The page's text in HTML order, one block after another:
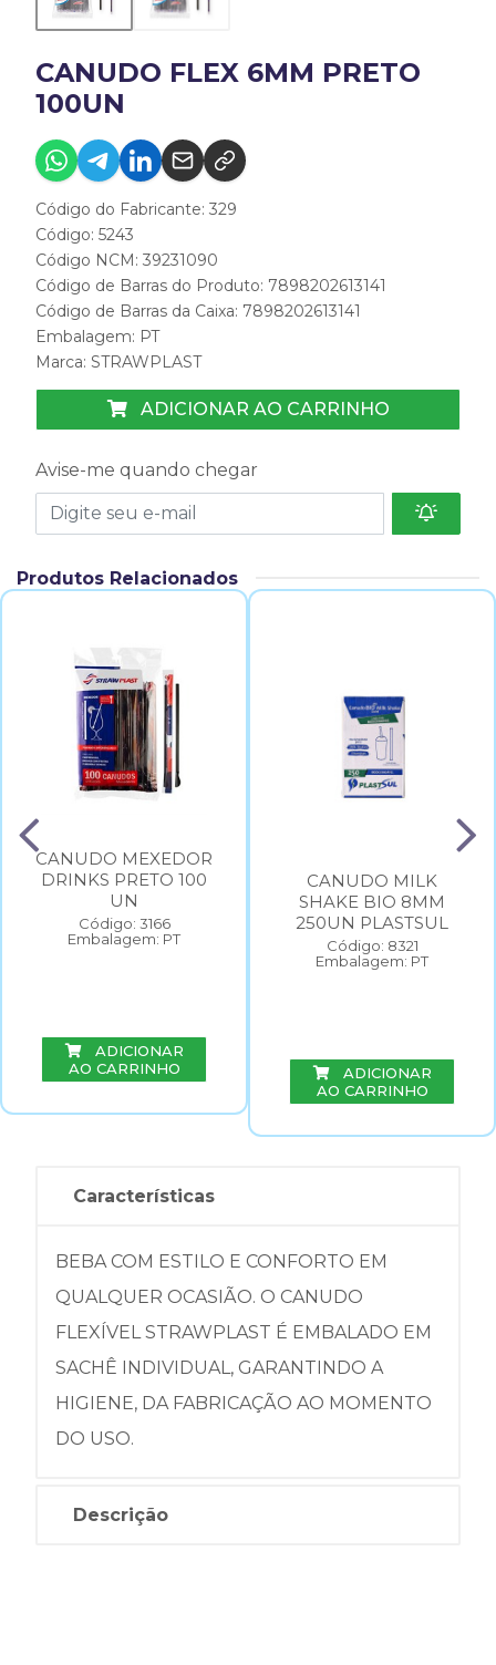
CANUDO FLEX 6MM PRETO
100UN
Código do Fabricante: 329
Código: 5243
Código NCM: 39231090
Código de Barras do Produto: 7898202613141
Código de Barras da Caixa: 7898202613141
Embalagem: PT
Marca: STRAWPLAST
ADICIONAR AO CARRINHO
Avise-me quando chegar
Produtos Relacionados
CANUDO MEXEDOR
DRINKS PRETO 100
UN
Código: 3166
Embalagem: PT
ADICIONAR
AO CARRINHO
CANUDO MILK
SHAKE BIO 8MM
250UN PLASTSUL
Código: 8321
Embalagem: PT
ADICIONAR
AO CARRINHO
Características
BEBA COM ESTILO E CONFORTO EM
QUALQUER OCASIÃO. O CANUDO
FLEXÍVEL STRAWPLAST É EMBALADO EM
SACHÊ INDIVIDUAL, GARANTINDO A
HIGIENE, DA FABRICAÇÃO AO MOMENTO
DO USO.
Descrição